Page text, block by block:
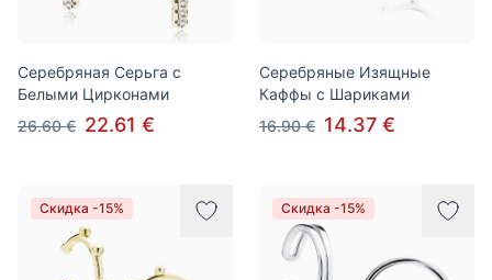
Серебряная Серьга с
Белыми Цирконами
26.60 € 22.61 €
Серебряные Изящные
Каффы с Шариками
16.90 € 14.37 €
Скидка -15% Скидка -15%